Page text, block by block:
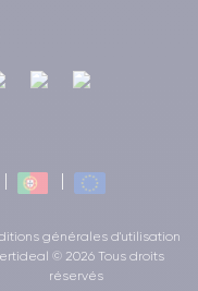
générales d'utilisation
© 2026 Tous droits
réservés